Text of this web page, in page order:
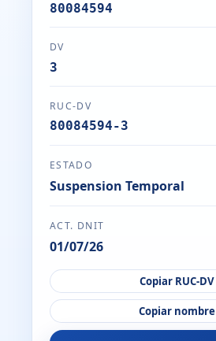
80084594
DV
3
RUC-DV
80084594-3
ESTADO
Suspension Temporal
ACT. DNIT
01/07/26
Copiar RUC-DV
Copiar nombre